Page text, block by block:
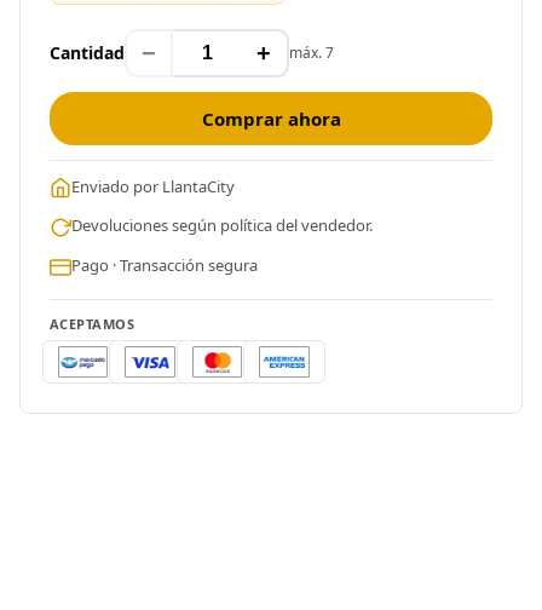
Cantidad − + máx. 7
Comprar ahora
Enviado por LlantaCity
Devoluciones según política del vendedor.
Pago · Transacción segura
ACEPTAMOS